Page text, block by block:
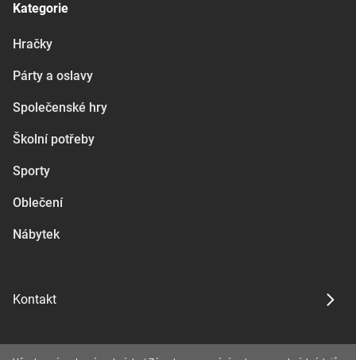
Kategorie
Hračky
Párty a oslavy
Společenské hry
Školní potřeby
Sporty
Oblečení
Nábytek
Kontakt